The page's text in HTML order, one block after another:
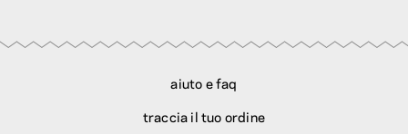
aiuto e faq
traccia il tuo ordine